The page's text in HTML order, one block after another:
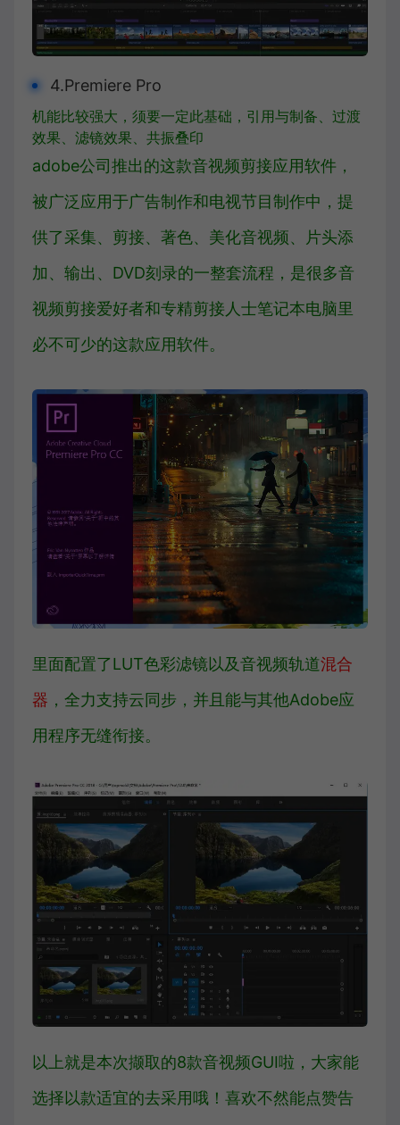
4.Premiere Pro
机能比较强大，须要一定此基础，引用与制备、过渡
效果、滤镜效果、共振叠印
adobe公司推出的这款音视频剪接应用软件，
被广泛应用于广告制作和电视节目制作中，提
供了采集、剪接、 著色、美化音视频、片头添
加、输出、DVD刻录的一整套流程，是很多音
视频剪接爱好者和专精剪接人士笔记本电脑里
必不可少的这款应用软件。
里面配置了LUT色彩滤镜以及音视频轨道混合
器 ，全力支持云同步 ，并且能与其他Adobe应
用程序无缝衔接。
以上就是本次撷取的8款音视频GUI啦，大家能
选择以款适宜的去采用哦！喜欢不然能点赞告